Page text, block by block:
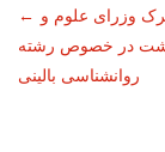
← وزرای علوم و
در خصوص رشته
روانشناسی بالینی